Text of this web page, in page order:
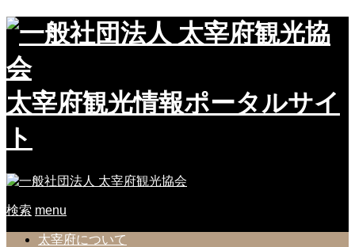
太宰府観光情報ポータルサイ
ト
検索 menu
太宰府について